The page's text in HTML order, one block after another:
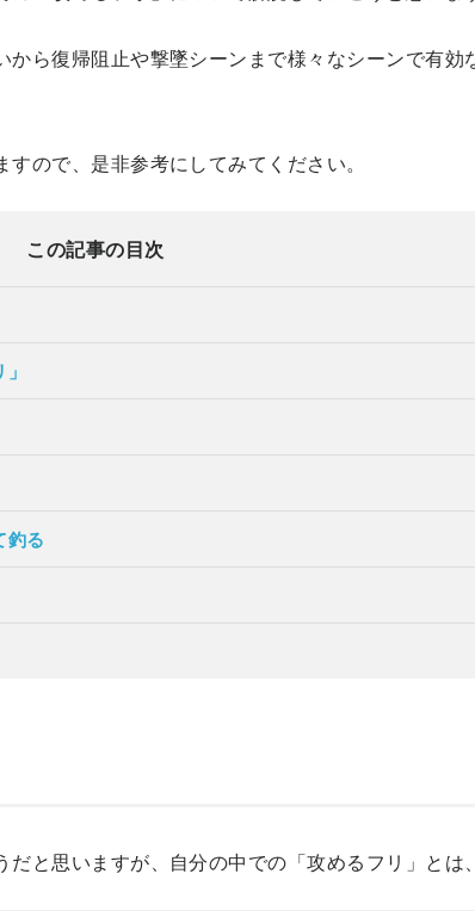
から復帰阻止や撃墜シーンまで様々なシーンで有効
ので、是非参考にしてみてください。
この記事の目次
釣る
と思いますが、自分の中での「攻めるフリ」とは、